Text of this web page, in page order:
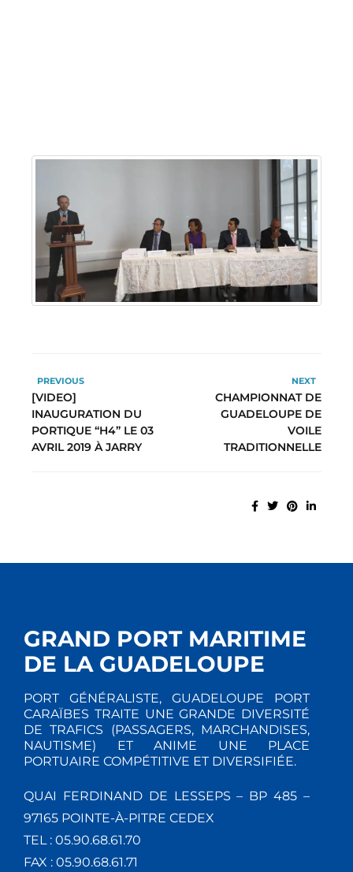
PREVIOUS
[VIDEO]
INAUGURATION DU
PORTIQUE “H4” LE 03
AVRIL 2019 À JARRY
NEXT
CHAMPIONNAT DE
GUADELOUPE DE
VOILE
TRADITIONNELLE
GRAND PORT MARITIME
DE LA GUADELOUPE
PORT GÉNÉRALISTE, GUADELOUPE PORT
CARAÏBES TRAITE UNE GRANDE DIVERSITÉ
DE TRAFICS (PASSAGERS, MARCHANDISES,
NAUTISME) ET ANIME UNE PLACE
PORTUAIRE COMPÉTITIVE ET DIVERSIFIÉE.
QUAI FERDINAND DE LESSEPS – BP 485 –
97165 POINTE-À-PITRE CEDEX
TEL : 05.90.68.61.70
FAX : 05.90.68.61.71